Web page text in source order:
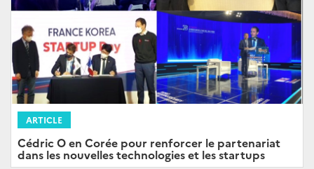
ARTICLE
Cédric O en Corée pour renforcer le partenariat
dans les nouvelles technologies et les startups